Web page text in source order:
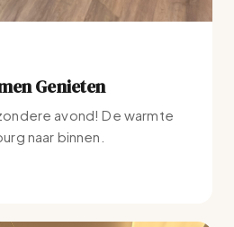
Genieten
avond! De warmte
naar binnen.